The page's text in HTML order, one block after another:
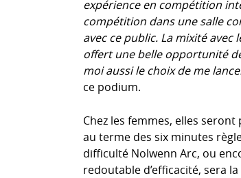
expérience en compétition
compétition dans une salle
avec ce public. La mixité
offert une belle opportunité
moi aussi le choix de me
ce podium.
Chez les femmes, elles
au terme des six minutes
difficulté Nolwenn Arc, ou
redoutable d’efficacité, sera